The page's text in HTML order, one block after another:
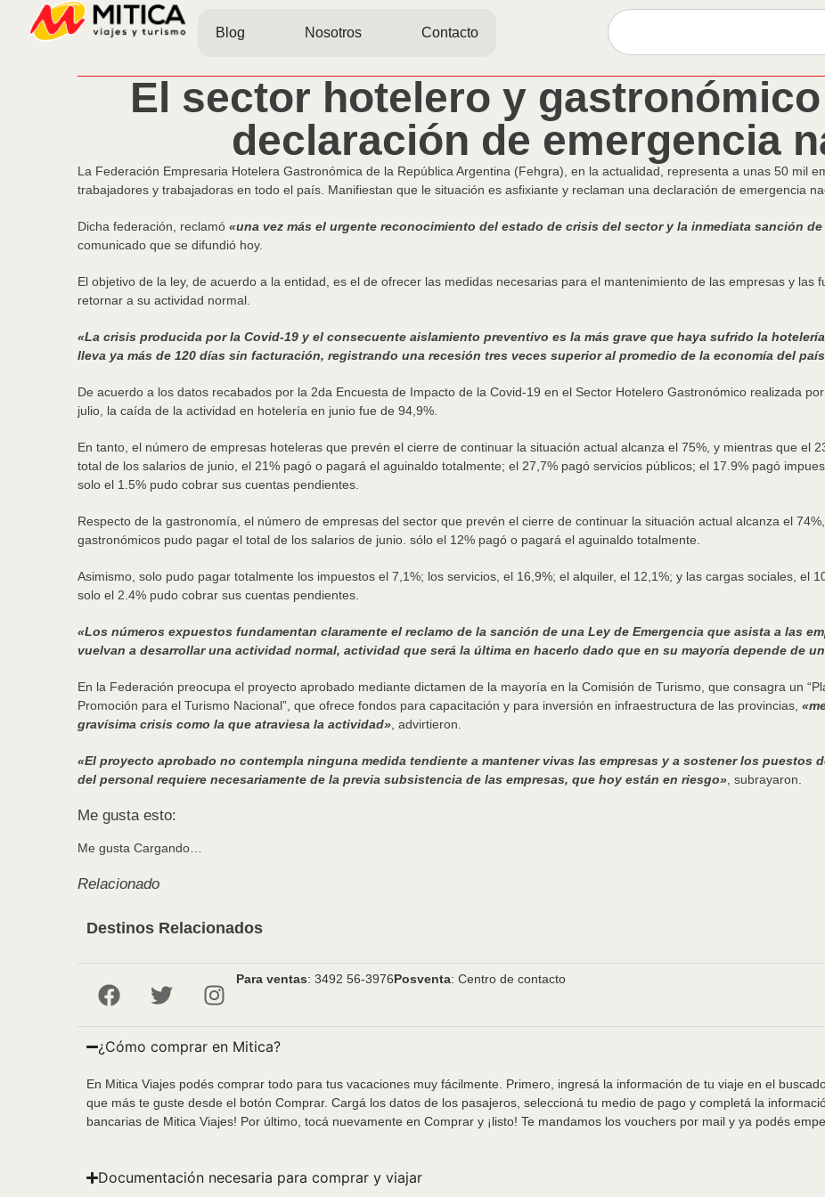
Blog Nosotros Contacto
El sector hotelero y
declaración de emergencia
La Federación Empresaria Hotelera Gastronómica de la República Argentina (Fehgra), en la actualidad, representa a unas 50 mil
trabajadores y trabajadoras en todo el país. Manifiestan que le situación es asfixiante y reclaman una declaración de emergencia
Dicha federación, reclamó «una vez más el urgente reconocimiento del estado de crisis del sector y la inmediata sanción
comunicado que se difundió hoy.
El objetivo de la ley, de acuerdo a la entidad, es el de ofrecer las medidas necesarias para el mantenimiento de las empresas y las
retornar a su actividad normal.
«La crisis producida por la Covid-19 y el consecuente aislamiento preventivo es la más grave que haya sufrido la
lleva ya más de 120 días sin facturación, registrando una recesión tres veces superior al promedio de la economía del
De acuerdo a los datos recabados por la 2da Encuesta de Impacto de la Covid-19 en el Sector Hotelero Gastronómico realizada
julio, la caída de la actividad en hotelería en junio fue de 94,9%.
En tanto, el número de empresas hoteleras que prevén el cierre de continuar la situación actual alcanza el 75%, y mientras que el
total de los salarios de junio, el 21% pagó o pagará el aguinaldo totalmente; el 27,7% pagó servicios públicos; el 17.9% pagó
solo el 1.5% pudo cobrar sus cuentas pendientes.
Respecto de la gastronomía, el número de empresas del sector que prevén el cierre de continuar la situación actual alcanza el
gastronómicos pudo pagar el total de los salarios de junio. sólo el 12% pagó o pagará el aguinaldo totalmente.
Asimismo, solo pudo pagar totalmente los impuestos el 7,1%; los servicios, el 16,9%; el alquiler, el 12,1%; y las cargas sociales, el
solo el 2.4% pudo cobrar sus cuentas pendientes.
«Los números expuestos fundamentan claramente el reclamo de la sanción de una Ley de Emergencia que asista a las
vuelvan a desarrollar una actividad normal, actividad que será la última en hacerlo dado que en su mayoría depende de
En la Federación preocupa el proyecto aprobado mediante dictamen de la mayoría en la Comisión de Turismo, que consagra un
Promoción para el Turismo Nacional”, que ofrece fondos para capacitación y para inversión en infraestructura de las provincias,
gravísima crisis como la que atraviesa la actividad» , advirtieron.
«El proyecto aprobado no contempla ninguna medida tendiente a mantener vivas las empresas y a sostener los puestos
del personal requiere necesariamente de la previa subsistencia de las empresas, que hoy están en riesgo» , subrayaron.
Me gusta esto:
Me gusta Cargando…
Relacionado
Destinos Relacionados
Para ventas: 3492 56-3976Posventa: Centro de contacto
¿Cómo comprar en Mitica?
En Mitica Viajes podés comprar todo para tus vacaciones muy fácilmente. Primero, ingresá la información de tu viaje en el
que más te guste desde el botón Comprar. Cargá los datos de los pasajeros, seleccioná tu medio de pago y completá la
bancarias de Mitica Viajes! Por último, tocá nuevamente en Comprar y ¡listo! Te mandamos los vouchers por mail y ya podés
Documentación necesaria para comprar y viajar